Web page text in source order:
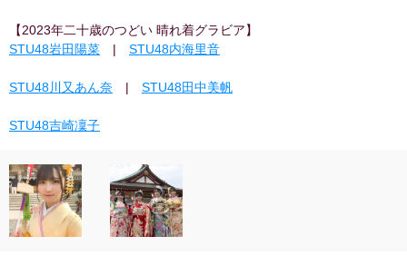
【2023年二十歳のつどい 晴れ着グラビア】
STU48岩田陽菜 | STU48内海里音
STU48川又あん奈 | STU48田中美帆
STU48吉崎凜子